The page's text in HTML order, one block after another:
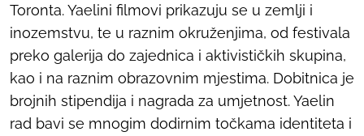
Toronta. Yaelini filmovi prikazuju se u zemlji i
inozemstvu, te u raznim okruženjima, od festivala
preko galerija do zajednica i aktivističkih skupina,
kao i na raznim obrazovnim mjestima. Dobitnica je
brojnih stipendija i nagrada za umjetnost. Yaelin
rad bavi se mnogim dodirnim točkama identiteta i